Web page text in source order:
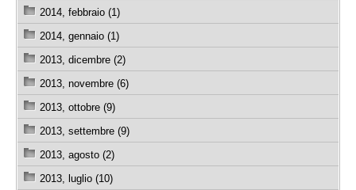
2014, febbraio (1)
2014, gennaio (1)
2013, dicembre (2)
2013, novembre (6)
2013, ottobre (9)
2013, settembre (9)
2013, agosto (2)
2013, luglio (10)